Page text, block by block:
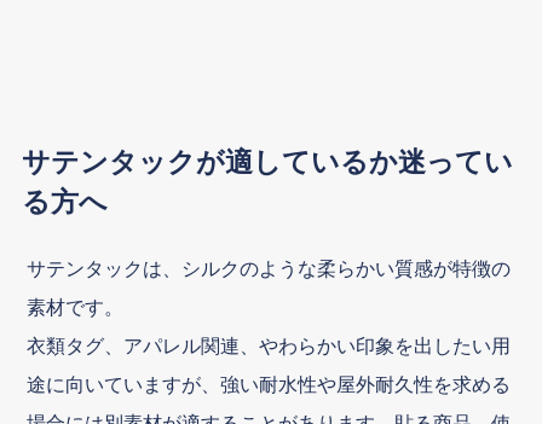
サテンタックが適しているか迷ってい
る方へ
サテンタックは、シルクのような柔らかい質感が特徴の
素材です。
衣類タグ、アパレル関連、やわらかい印象を出したい用
途に向いていますが、強い耐水性や屋外耐久性を求める